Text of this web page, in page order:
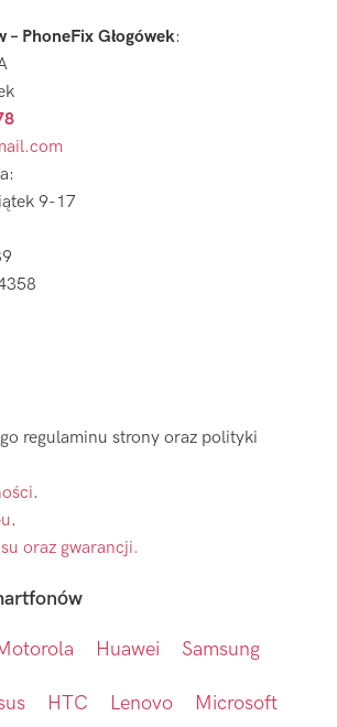
– PhoneFix Głogówek:
9-17
regulaminu strony oraz polityki
.
.
oraz gwarancji.
Huawei Samsung
HTC Lenovo Microsoft